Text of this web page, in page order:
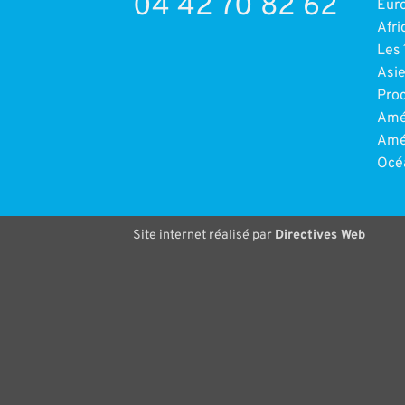
Les
Asie
Site internet réalisé par Directives Web